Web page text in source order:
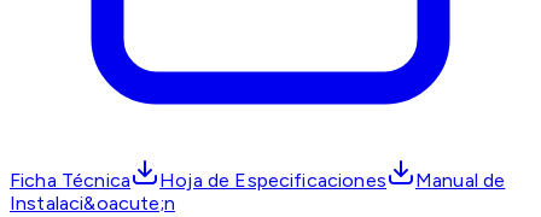
Ficha Técnica Hoja de Especificaciones
Manual de
Instalaci&oacute;n